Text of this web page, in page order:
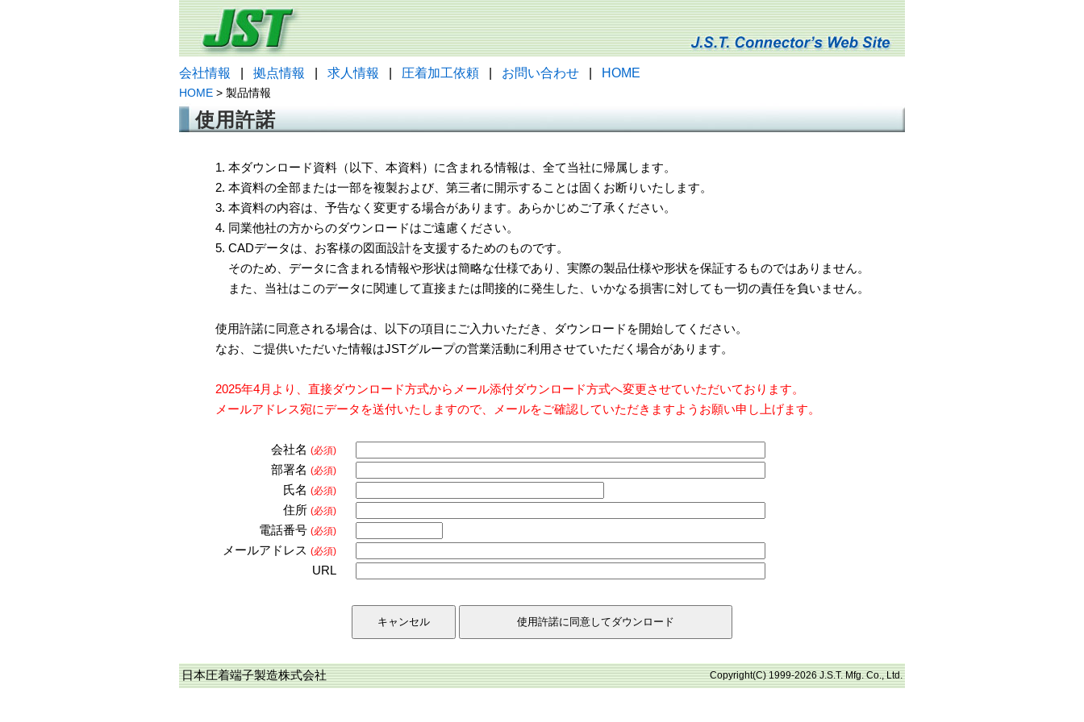
会社情報 拠点情報 求人情報 圧着加工依頼 お問い合わせ HOME
HOME > 製品情報
使用許諾
1. 本ダウンロード資料（以下、本資料）に含まれる情報は、全て当社に帰属します。
2. 本資料の全部または一部を複製および、第三者に開示することは固くお断りいたします。
3. 本資料の内容は、予告なく変更する場合があります。あらかじめご了承ください。
4. 同業他社の方からのダウンロードはご遠慮ください。
5. CADデータは、お客様の図面設計を支援するためのものです。
そのため、データに含まれる情報や形状は簡略な仕様であり、実際の製品仕様や形状を保証するものではありません。
また、当社はこのデータに関連して直接または間接的に発生した、いかなる損害に対しても一切の責任を負いません。
使用許諾に同意される場合は、以下の項目にご入力いただき、ダウンロードを開始してください。
なお、ご提供いただいた情報はJSTグループの営業活動に利用させていただく場合があります。
2025年4月より、直接ダウンロード方式からメール添付ダウンロード方式へ変更させていただいております。
メールアドレス宛にデータを送付いたしますので、メールをご確認していただきますようお願い申し上げます。
会社名 (必須)
部署名 (必須)
氏名 (必須)
住所 (必須)
電話番号 (必須)
メールアドレス (必須)
URL
日本圧着端子製造株式会社 Copyright(C) 1999-2026 J.S.T. Mfg. Co., Ltd.